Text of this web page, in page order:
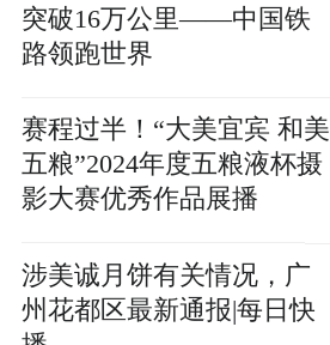
突破16万公里——中国铁
路领跑世界
赛程过半！“大美宜宾 和美
五粮”2024年度五粮液杯摄
影大赛优秀作品展播
涉美诚月饼有关情况，广
州花都区最新通报|每日快